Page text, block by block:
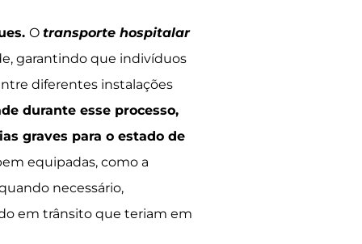
Otransporte hospitalar
garantindo que indivíduos
diferentes instalações
durante esse processo,
graves para o estado de
equipadas, como a
necessário,
em trânsito que teriam em